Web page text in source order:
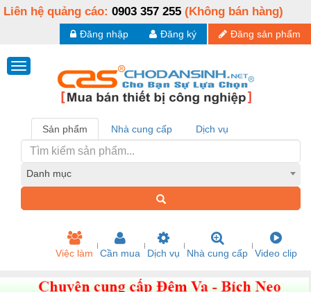
Liên hệ quảng cáo: 0903 357 255 (Không bán hàng)
Đăng sản phẩm
Đăng ký
Đăng nhập
Sản phẩm Nhà cung cấp Dịch vụ
Danh mục
Việc làm Cần mua Dịch vụ Nhà cung cấp Video clip